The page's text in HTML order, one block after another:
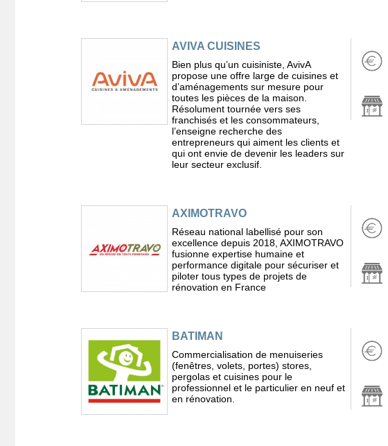
AVIVA CUISINES
Bien plus qu’un cuisiniste, AvivA
propose une offre large de cuisines et
d’aménagements sur mesure pour
toutes les pièces de la maison.
Résolument tournée vers ses
franchisés et les consommateurs,
l’enseigne recherche des
entrepreneurs qui aiment les clients et
qui ont envie de devenir les leaders sur
leur secteur exclusif.
AXIMOTRAVO
Réseau national labellisé pour son
excellence depuis 2018, AXIMOTRAVO
fusionne expertise humaine et
performance digitale pour sécuriser et
piloter tous types de projets de
rénovation en France
BATIMAN
Commercialisation de menuiseries
(fenêtres, volets, portes) stores,
pergolas et cuisines pour le
professionnel et le particulier en neuf et
en rénovation.